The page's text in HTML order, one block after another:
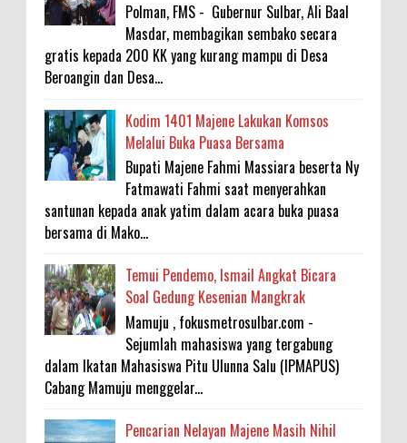
Polman, FMS - Gubernur Sulbar, Ali Baal
Masdar, membagikan sembako secara
gratis kepada 200 KK yang kurang mampu di Desa
Beroangin dan Desa...
Kodim 1401 Majene Lakukan Komsos
Melalui Buka Puasa Bersama
Bupati Majene Fahmi Massiara beserta Ny
Fatmawati Fahmi saat menyerahkan
santunan kepada anak yatim dalam acara buka puasa
bersama di Mako...
Temui Pendemo, Ismail Angkat Bicara
Soal Gedung Kesenian Mangkrak
Mamuju , fokusmetrosulbar.com -
Sejumlah mahasiswa yang tergabung
dalam Ikatan Mahasiswa Pitu Ulunna Salu (IPMAPUS)
Cabang Mamuju menggelar...
Pencarian Nelayan Majene Masih Nihil